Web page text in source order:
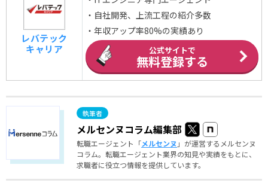
レバテック
キャリア
・自社開発、上流工程の紹介多数
・年収アップ率80%の実績あり
公式サイトで
無料登録する
メルセンヌコラム編集部
転職エージェント「メルセンヌ 」が運営するメルセンヌ
コラム。転職エージェント業界の知見や実績をもとに、
求職者に役立つ情報を提供しています。